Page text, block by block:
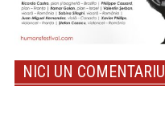
NICI UN COMENTARIU